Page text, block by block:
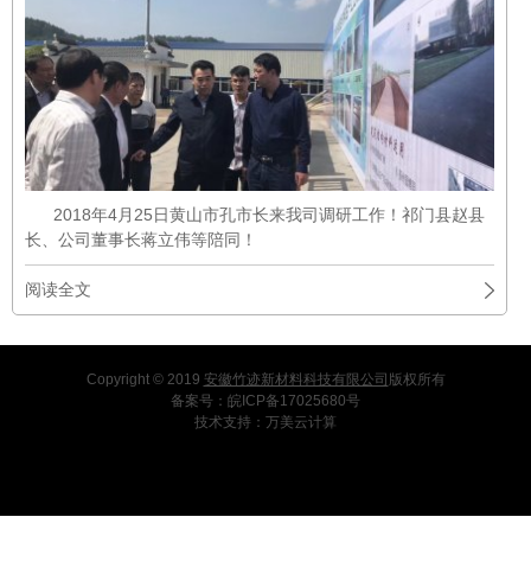
2018年4月25日黄山市孔市长来我司调研工作！祁门县赵县
长、公司董事长蒋立伟等陪同！
阅读全文
Copyright © 2019 安徽竹迹新材料科技有限公司 版权所有
备案号： 皖ICP备17025680号
技术支持： 万美云计算